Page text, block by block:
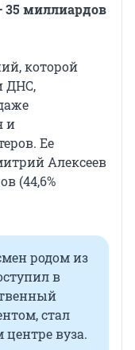
35 миллиардов
которой
ДНС,
и
Ее
Алексеев
(44,6%
родом из
в
стал
вуза.